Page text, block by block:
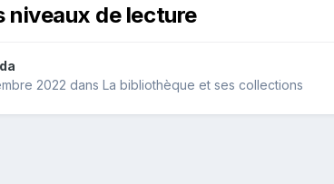
niveaux de lecture
2022 dans La bibliothèque et ses collections